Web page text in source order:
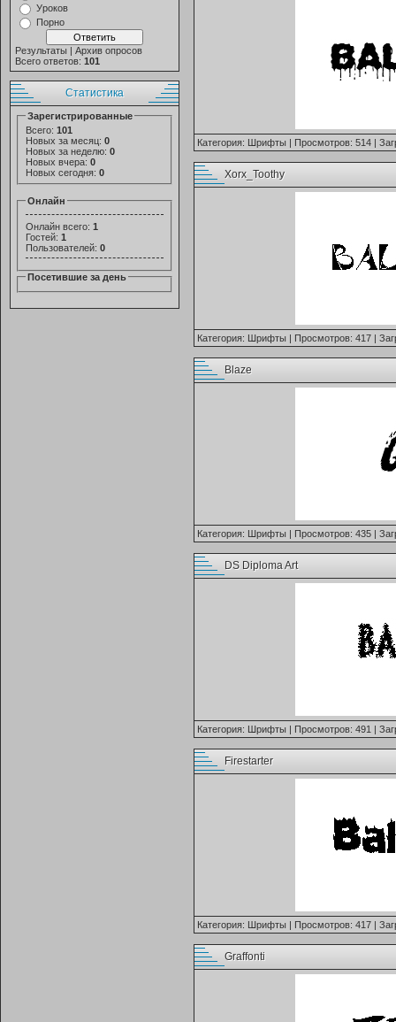
Уроков
Порно
Результаты | Архив опросов
Всего ответов: 101
Статистика
Зарегистрированные
Всего: 101
Новых за месяц: 0
Новых за неделю: 0
Новых вчера: 0
Новых сегодня: 0
Онлайн
Онлайн всего: 1
Гостей: 1
Пользователей: 0
Посетившие за день
Категория: Шрифты | Просмотров: 514 |
Xorx_Toothy
Категория: Шрифты | Просмотров: 417 |
Blaze
Категория: Шрифты | Просмотров: 435 |
DS Diploma Art
Категория: Шрифты | Просмотров: 491 |
Firestarter
Категория: Шрифты | Просмотров: 417 |
Graffonti